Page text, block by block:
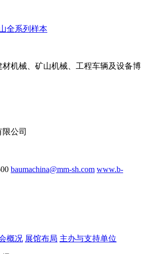
全系列样本
机械、矿山机械、工程车辆及设备博
公司
baumachina@mm-sh.com www.b-
概况 展馆布局 主办与支持单位